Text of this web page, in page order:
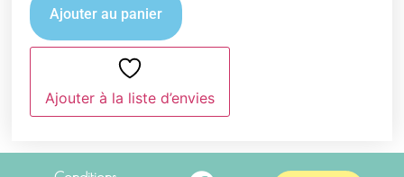
Ajouter au panier
Ajouter à la liste d’envies